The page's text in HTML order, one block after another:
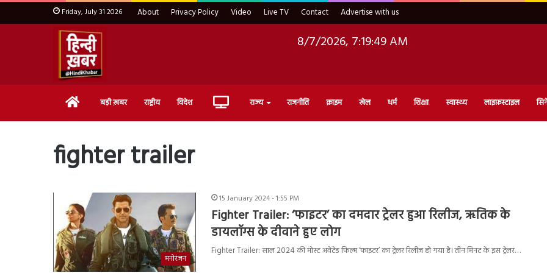
Friday, July 31 2026 About Privacy Policy Video Live TV Contact Advertise with us
8/7/2026, 7:19:50 AM
Home बड़ी ख़बर राष्ट्रीय विदेश Live राज्य राजनीति क्राइम खेल धर्म शिक्षा स्वास्थ्य लाइफ़स्टाइल
fighter trailer
मनोरंजन
15 January 2024 - 1:55 PM
Fighter Trailer: ‘फाइटर’ का दमदार ट्रेलर हुआ रिलीज, ऋतिक के
डायलॉग्स के दीवाने हुए लोग
Fighter Trailer: साल 2024 की मोस्ट अवेटेड फिल्म ‘फाइटर’ का ट्रेलर रिलीज हो गया है। तीन मिनट के इस ट्रेलर…